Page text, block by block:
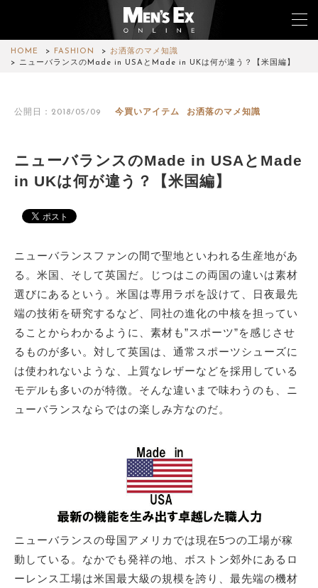
HOME FASHION
お洒落のマメ知識
ニューバランスのMade in USAとMade in UKは何が違う？【米国編】
公開日：2018/05/09 今買いアイテム お洒落のマメ知識
ニューバランスのMade in USAとMade
in UKは何が違う？【米国編】
ニューバランスファンの間で聖地といわれる生産地があ
る。米国、そして英国だ。じつはこの両国の違いは素材
選びにあるという。米国は専用ラボを設けて、日夜最先
端の技術を研究するなど、同社の進化の中核を担ってい
ることからわかるように、素材も”スポーツ”を感じさせ
るものが多い。対して英国は、通常スポーツシューズに
は使われないような、上質なレザーなどを採用している
モデルも多いのが特徴。そんな違いまで味わうのも、ニ
ューバランスならではの楽しみ方なのだ。
ニューバランスの母国アメリカでは現在5つの工場が稼
動している。なかでも発祥の地、ボストン郊外にあるロ
ーレンス工場は米国最大級の規模を誇り、最先端の機材
WATCH
CAR&BIKE
LIFESTYLE
COLUMN
MAGAZINE
ABOUT SITE
サイトマップ